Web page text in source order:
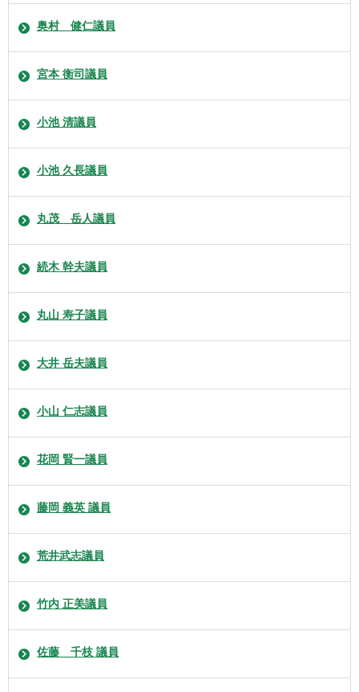
奥村 健仁議員
宮本 衡司議員
小池 清議員
小池 久長議員
丸茂 岳人議員
続木 幹夫議員
丸山 寿子議員
大井 岳夫議員
小山 仁志議員
花岡 賢一議員
藤岡 義英 議員
荒井武志議員
竹内 正美議員
佐藤 千枝 議員